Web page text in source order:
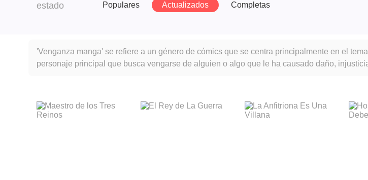
estado Populares Actualizados Completas
'Venganza manga' se refiere a un género de cómics que se centra principalmente en el
personaje principal que busca vengarse de alguien o algo que le ha causado daño,